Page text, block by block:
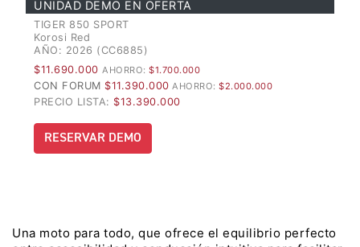
Precio desde $25.990.000
Marzo JUEVES 26
ENCIENDE LA NOCHE.
VIVE LA RUTA. NIGHT
& RIDE TRIUMP
UNIDAD DEMO EN OFERTA
TIGER 850 SPORT
Korosi Red
AÑO: 2026 (CC6885)
$11.690.000 AHORRO: $1.700.000
CON FORUM $11.390.000 AHORRO: $2.000.000
PRECIO LISTA: $13.390.000
RESERVAR DEMO
Una moto para todo, que ofrece el equilibrio perfecto